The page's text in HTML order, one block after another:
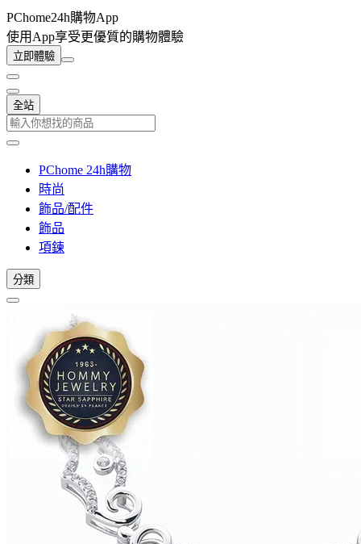
PChome24h購物App
使用App享受更優質的購物體驗
立即體驗
全站
PChome 24h購物
時尚
飾品/配件
飾品
項鍊
分類